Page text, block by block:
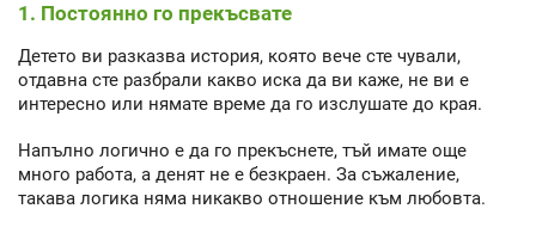
1. Постоянно го прекъсвате
Детето ви разказва история, която вече сте чували,
отдавна сте разбрали какво иска да ви каже, не ви е
интересно или нямате време да го изслушате до края.
Напълно логично е да го прекъснете, тъй имате още
много работа, а денят не е безкраен. За съжаление,
такава логика няма никакво отношение към любовта.